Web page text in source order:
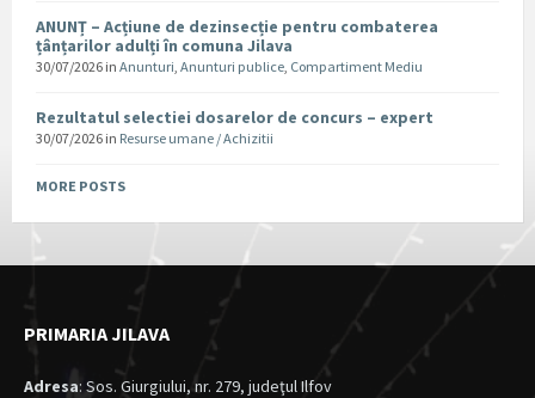
ANUNȚ – Acțiune de dezinsecție pentru combaterea
țânțarilor adulți în comuna Jilava
30/07/2026 in Anunturi, Anunturi publice, Compartiment Mediu
Rezultatul selectiei dosarelor de concurs – expert
30/07/2026 in Resurse umane / Achizitii
MORE POSTS
PRIMARIA JILAVA
Adresa: Sos. Giurgiului, nr. 279, judeţul Ilfov